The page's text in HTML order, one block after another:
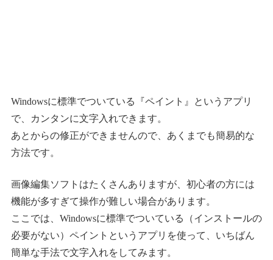
Windowsに標準でついている『ペイント』というアプリ
で、カンタンに文字入れできます。
あとからの修正ができませんので、あくまでも簡易的な
方法です。
画像編集ソフトはたくさんありますが、初心者の方には
機能が多すぎて操作が難しい場合があります。
ここでは、Windowsに標準でついている（インストールの
必要がない）ペイントというアプリを使って、いちばん
簡単な手法で文字入れをしてみます。